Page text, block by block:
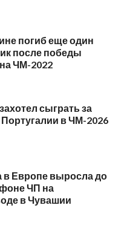
погиб еще один
после победы
ЧМ-2022
сыграть за
в ЧМ-2026
в Европе выросла до
ЧП на
в Чувашии